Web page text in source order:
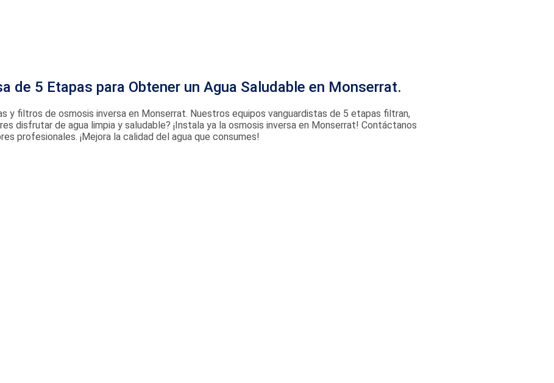
de 5 Etapas para Obtener un Agua Saludable en Monserrat.
y filtros de osmosis inversa en Monserrat. Nuestros equipos vanguardistas de 5 etapas filtran,
disfrutar de agua limpia y saludable? ¡Instala ya la osmosis inversa en Monserrat! Contáctanos
profesionales. ¡Mejora la calidad del agua que consumes!